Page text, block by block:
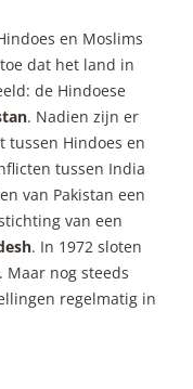
en Moslims
dat het land in
de Hindoese
. Nadien zijn er
tussen Hindoes en
tussen India
van Pakistan een
van een
. In 1972 sloten
Maar nog steeds
regelmatig in